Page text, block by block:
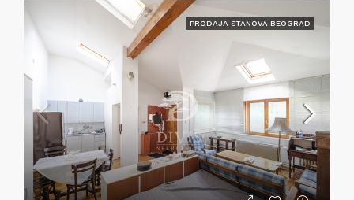
PRODAJA STANOVA BEOGRAD